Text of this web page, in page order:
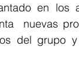
en los
nuevas
del grupo y